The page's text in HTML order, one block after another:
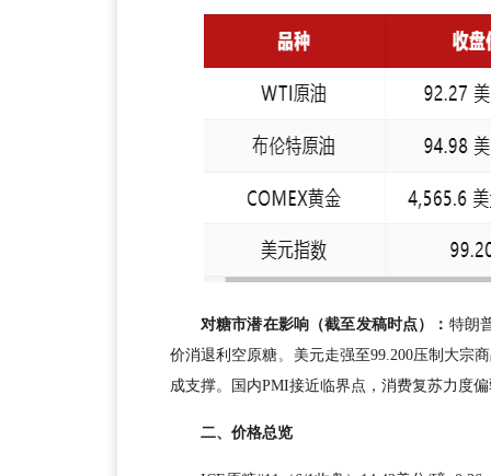
对糖市潜在影响（截至发稿时点）： 特朗
价消退利空原糖。美元走强至99.200压制大宗
成支撑。国内PMI接近临界点，消费复苏力度
二、价格总览